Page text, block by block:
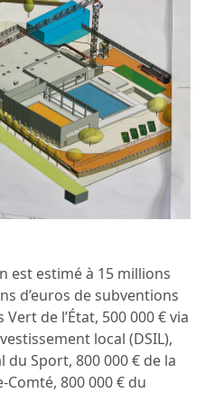
est estimé à 15 millions
d’euros de subventions
de l’État, 500 000 € via
local (DSIL),
du Sport, 800 000 € de la
800 000 € du